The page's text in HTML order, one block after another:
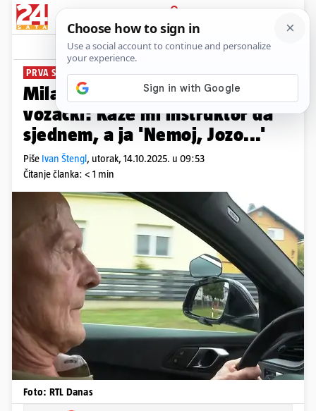
PRIJAVA
News Komentari
PRVA SUPUTNICA JE BILA SUPRUGA
Milan je sa 76 godina položio
vozački: Kaže mi instruktor da
sjednem, a ja 'Nemoj, Jozo...'
Piše Ivan Štengl, utorak, 14.10.2025. u 09:53
Čitanje članka: < 1 min
Foto: RTL Danas